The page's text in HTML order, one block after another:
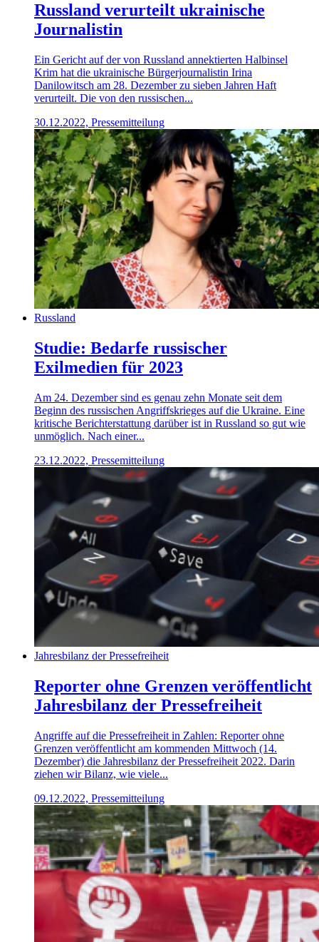
Russland verurteilt ukrainische
Journalistin
Ein Gericht auf der von Russland annektierten Halbinsel
Krim hat die ukrainische Bürgerjournalistin Irina
Danilowitsch am 28. Dezember zu sieben Jahren Haft
verurteilt. Die von den russischen...
30.12.2022, Pressemitteilung
Russland
Studie: Bedarfe russischer
Exilmedien für 2023
Am 24. Dezember sind es genau zehn Monate seit dem
Beginn des russischen Angriffskrieges auf die Ukraine. Eine
kritische Berichterstattung darüber ist in Russland so gut wie
unmöglich. Nach einer...
23.12.2022, Pressemitteilung
Jahresbilanz der Pressefreiheit
Reporter ohne Grenzen veröffentlicht
Jahresbilanz der Pressefreiheit
Angriffe auf die Pressefreiheit in Zahlen: Reporter ohne
Grenzen veröffentlicht am kommenden Mittwoch (14.
Dezember) die Jahresbilanz der Pressefreiheit 2022. Darin
ziehen wir Bilanz, wie viele...
09.12.2022, Pressemitteilung